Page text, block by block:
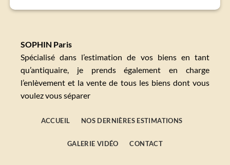
SOPHIN Paris
Spécialisé dans l’estimation de vos biens en tant
qu’antiquaire, je prends également en charge
l’enlèvement et la vente de tous les biens dont vous
voulez vous séparer
ACCUEIL NOS DERNIÈRES ESTIMATIONS
GALERIE VIDÉO CONTACT